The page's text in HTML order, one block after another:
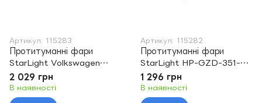
Артикул: 115283
Протитуманні фари
StarLight Volkswagen
Transporter VW T4 (1996-
2003) жовте/біле світло
ПТФ FOG
2 029 грн
В наявності
Артикул: 115282
Протитуманні фари
StarLight HP-GZD-351-06
DAF-105 біле/жовте
світло (XF. CF. LF)
1 296 грн
В наявності